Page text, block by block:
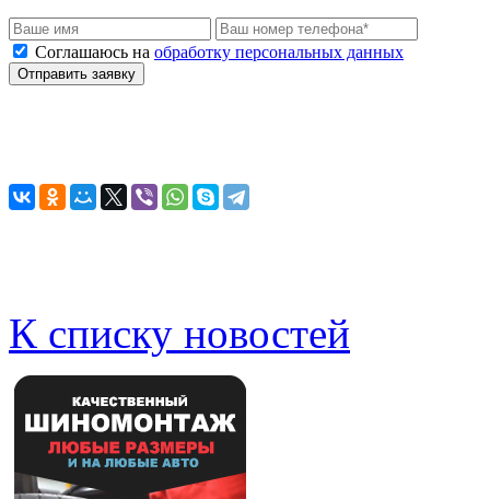
Соглашаюсь на обработку персональных данных
К списку новостей